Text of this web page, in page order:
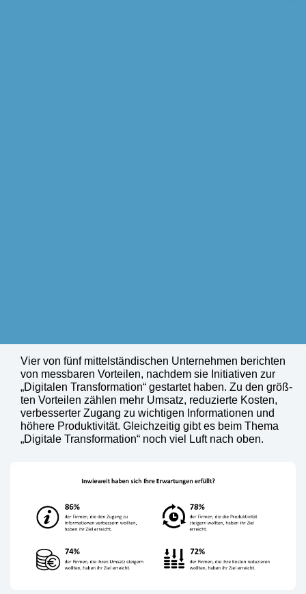
Vier von fünf mit­tel­stän­di­schen Unter­neh­men berich­ten
von mess­ba­ren Vor­tei­len, nach­dem sie Initia­ti­ven zur
„Digi­ta­len Trans­for­ma­ti­on“ gestar­tet haben. Zu den größ­
ten Vor­tei­len zäh­len mehr Umsatz, redu­zier­te Kos­ten,
ver­bes­ser­ter Zugang zu wich­ti­gen Infor­ma­tio­nen und
höhe­re Pro­duk­ti­vi­tät. Gleich­zei­tig gibt es beim The­ma
„Digi­ta­le Trans­for­ma­ti­on“ noch viel Luft nach oben.